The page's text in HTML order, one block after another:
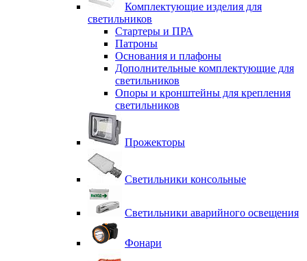
Комплектующие изделия для
светильников
Стартеры и ПРА
Патроны
Основания и плафоны
Дополнительные комплектующие для
светильников
Опоры и кронштейны для крепления
светильников
Прожекторы
Светильники консольные
Светильники аварийного освещения
Фонари